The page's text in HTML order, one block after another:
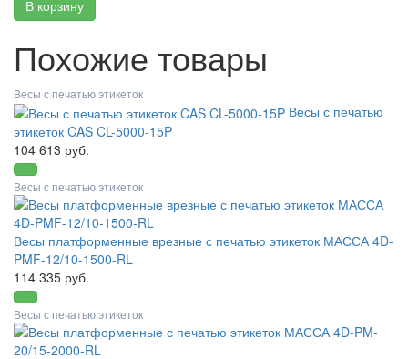
Похожие товары
Весы с печатью этикеток
Весы с печатью
этикеток CAS CL-5000-15P
104 613 руб.
Весы с печатью этикеток
Весы платформенные врезные с печатью этикеток МАССА 4D-
PMF-12/10-1500-RL
114 335 руб.
Весы с печатью этикеток